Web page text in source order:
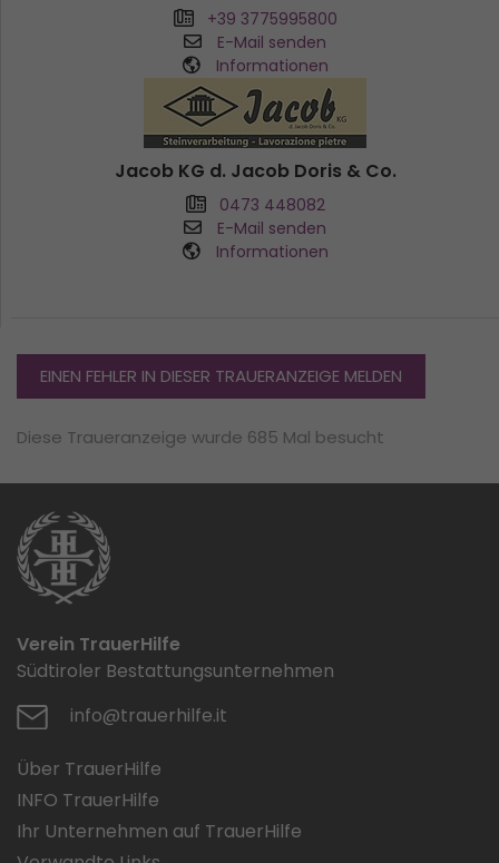
+39 3775995800
E-Mail senden
Informationen
Jacob KG d. Jacob Doris & Co.
0473 448082
E-Mail senden
Informationen
EINEN FEHLER IN DIESER TRAUERANZEIGE MELDEN
Diese Traueranzeige wurde 685 Mal besucht
Verein TrauerHilfe
Südtiroler Bestattungsunternehmen
info@trauerhilfe.it
Über TrauerHilfe
INFO TrauerHilfe
Ihr Unternehmen auf TrauerHilfe